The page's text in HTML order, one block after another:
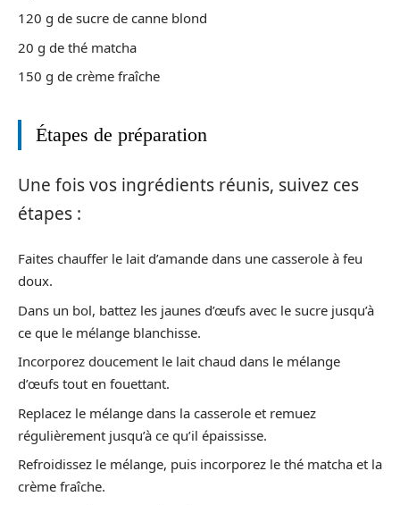
120 g de sucre de canne blond
20 g de thé matcha
150 g de crème fraîche
Étapes de préparation
Une fois vos ingrédients réunis, suivez ces
étapes :
Faites chauffer le lait d’amande dans une casserole à feu
doux.
Dans un bol, battez les jaunes d’œufs avec le sucre jusqu’à
ce que le mélange blanchisse.
Incorporez doucement le lait chaud dans le mélange
d’œufs tout en fouettant.
Replacez le mélange dans la casserole et remuez
régulièrement jusqu’à ce qu’il épaississe.
Refroidissez le mélange, puis incorporez le thé matcha et la
crème fraîche.